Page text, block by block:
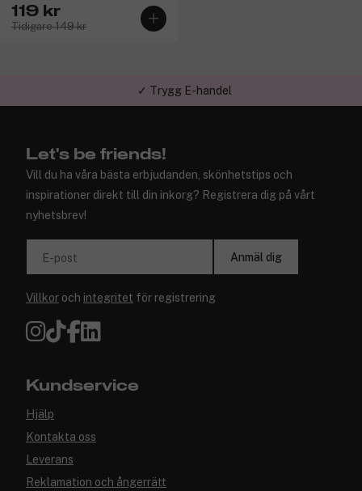
119 kr
Tidigare 149 kr
✓ Trygg E-handel
Let's be friends!
Vill du ha våra bästa erbjudanden, skönhetstips och
inspirationer direkt till din inkorg? Registrera dig på vårt
nyhetsbrev!
E-post Anmäl dig
Villkor och integritet för registrering
Kundservice
Hjälp
Kontakta oss
Leverans
Reklamation och ångerrätt